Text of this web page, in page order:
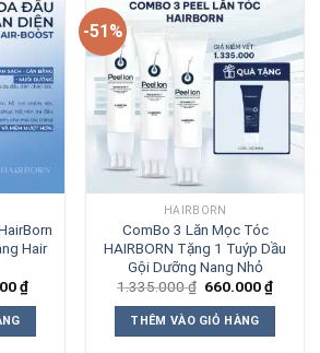
Hair
₫.
₫Giá
hiện
595.000 ₫.
-51%
HAIRBORN
ComBo 3 Lăn Mọc Tóc
HAIRBORN Tặng 1 Tuýp Dầu
Gội Dưỡng Nang Nhỏ
1.335.000₫ Giá
là:
1.335.000 ₫.
660.000₫Giá
THÊM VÀO GIỎ HÀNG